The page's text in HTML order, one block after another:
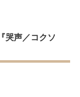
哭声／コクソ